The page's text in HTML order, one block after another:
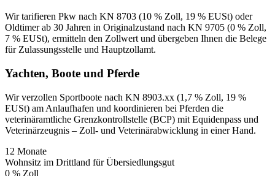
Wir tarifieren Pkw nach KN 8703 (10 % Zoll, 19 % EUSt) oder
Oldtimer ab 30 Jahren in Originalzustand nach KN 9705 (0 % Zoll,
7 % EUSt), ermitteln den Zollwert und übergeben Ihnen die Belege
für Zulassungsstelle und Hauptzollamt.
Yachten, Boote und Pferde
Wir verzollen Sportboote nach KN 8903.xx (1,7 % Zoll, 19 %
EUSt) am Anlaufhafen und koordinieren bei Pferden die
veterinäramtliche Grenzkontrollstelle (BCP) mit Equidenpass und
Veterinärzeugnis – Zoll- und Veterinärabwicklung in einer Hand.
12 Monate
Wohnsitz im Drittland für Übersiedlungsgut
0 % Zoll